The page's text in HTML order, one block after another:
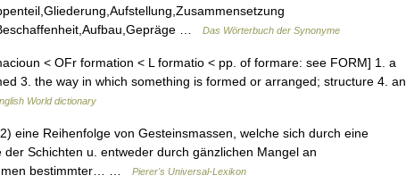
…
Das Wörterbuch der Synonyme
< OFr formation < L formatio < pp. of formare: see FORM] 1. a
3. the way in which something is formed or arranged; structure 4. an
World dictionary
eine Reihenfolge von Gesteinsmassen, welche sich durch eine
Schichten u. entweder durch gänzlichen Mangel an
bestimmter… …
Pierer's Universal-Lexikon